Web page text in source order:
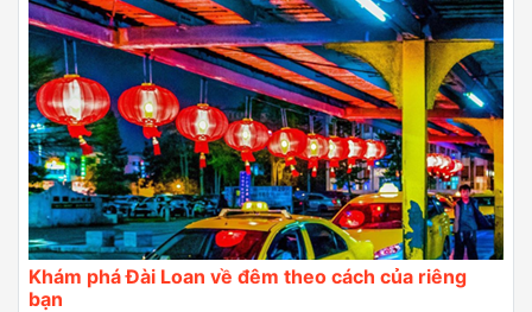
Khám phá Đài Loan về đêm theo cách của riêng
bạn